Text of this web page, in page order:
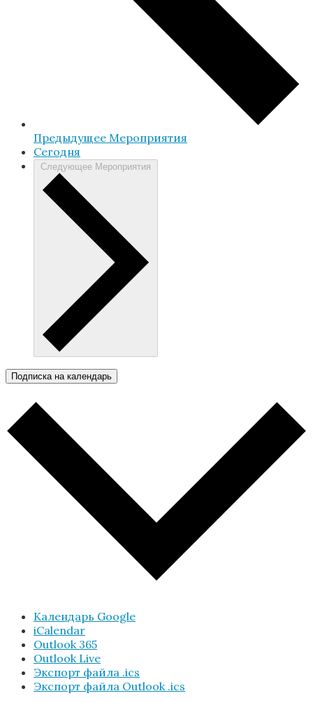
Предыдущее Мероприятия
Cегодня
Следующее Мероприятия
Подписка на календарь
Календарь Google
iCalendar
Outlook 365
Outlook Live
Экспорт файла .ics
Экспорт файла Outlook .ics